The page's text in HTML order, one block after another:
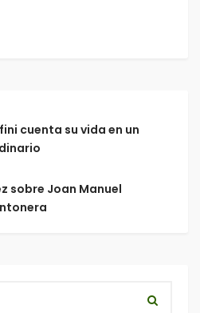
cuenta su vida en un
sobre Joan Manuel